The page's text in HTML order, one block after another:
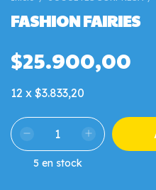
FASHION FAIRIES
$25.900,00
12 x $3.833,20
5 en stock